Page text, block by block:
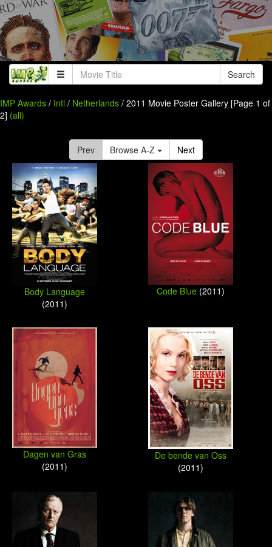
Search
IMP Awards / Intl / Netherlands / 2011 Movie Poster Gallery [Page 1 of
2] (all)
Prev Browse A-Z Next
Body Language
(2011)
Code Blue (2011)
Dagen van Gras
(2011)
De bende van Oss
(2011)